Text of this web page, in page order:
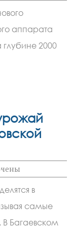
аппарата
2000
в
самые
Багаевском